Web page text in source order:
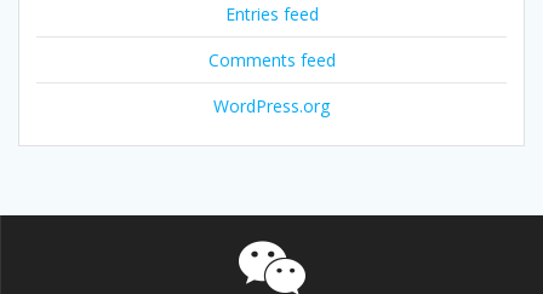
Entries feed
Comments feed
WordPress.org